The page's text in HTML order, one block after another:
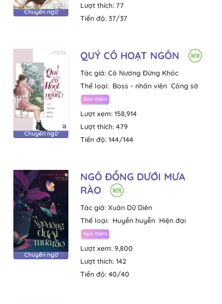
Chuyển ngữ
Lượt thích: 77
Tiến độ: 37/37
Chuyển ngữ
QUÝ CÔ HOẠT NGÔN
Tác giả: Cô Nương Đừng Khóc
Thể loại: Boss - nhân viên Công sở
Lượt xem: 158,914
Lượt thích: 479
Tiến độ: 144/144
Chuyển ngữ
NGÔ ĐỒNG DƯỚI MƯA
RÀO
Tác giả: Xuân Dữ Diên
Thể loại: Huyền huyễn Hiện đại
Lượt xem: 9,800
Lượt thích: 142
Tiến độ: 40/40